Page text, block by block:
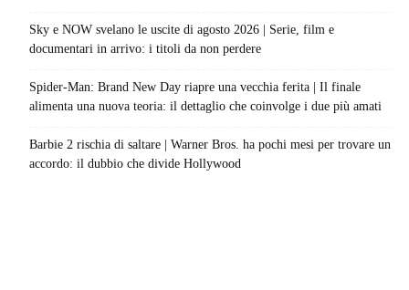
Sky e NOW svelano le uscite di agosto 2026 | Serie, film e
documentari in arrivo: i titoli da non perdere
Spider-Man: Brand New Day riapre una vecchia ferita | Il finale
alimenta una nuova teoria: il dettaglio che coinvolge i due più amati
Barbie 2 rischia di saltare | Warner Bros. ha pochi mesi per trovare un
accordo: il dubbio che divide Hollywood